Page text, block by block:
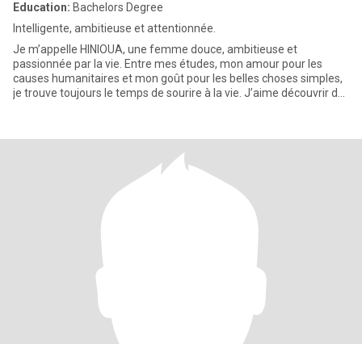
Education: Bachelors Degree
Intelligente, ambitieuse et attentionnée.
Je m’appelle HINIOUA, une femme douce, ambitieuse et
passionnée par la vie. Entre mes études, mon amour pour les
causes humanitaires et mon goût pour les belles choses simples,
je trouve toujours le temps de sourire à la vie. J’aime découvrir de